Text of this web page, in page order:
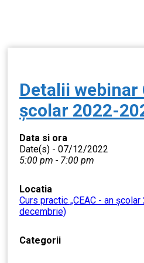
Detalii webinar
școlar 2022-
Data si ora
Date(s) - 07/12/2022
5:00 pm - 7:00 pm
Locatia
Curs practic „CEAC - an
decembrie)
Categorii